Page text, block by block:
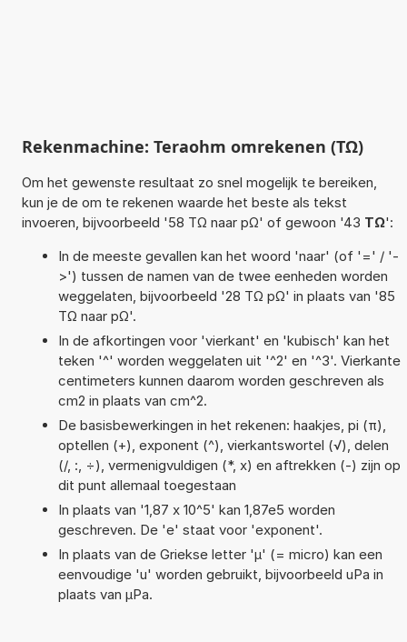
Rekenmachine: Teraohm omrekenen (TΩ)
Om het gewenste resultaat zo snel mogelijk te bereiken,
kun je de om te rekenen waarde het beste als tekst
invoeren, bijvoorbeeld '58 TΩ naar pΩ' of gewoon '43 TΩ':
In de meeste gevallen kan het woord 'naar' (of '=' / '-
>') tussen de namen van de twee eenheden worden
weggelaten, bijvoorbeeld '28 TΩ pΩ' in plaats van '85
TΩ naar pΩ'.
In de afkortingen voor 'vierkant' en 'kubisch' kan het
teken '^' worden weggelaten uit '^2' en '^3'. Vierkante
centimeters kunnen daarom worden geschreven als
cm2 in plaats van cm^2.
De basisbewerkingen in het rekenen: haakjes, pi (π),
optellen (+), exponent (^), vierkantswortel (√), delen
(/, :, ÷), vermenigvuldigen (*, x) en aftrekken (-) zijn op
dit punt allemaal toegestaan
In plaats van '1,87 x 10^5' kan 1,87e5 worden
geschreven. De 'e' staat voor 'exponent'.
In plaats van de Griekse letter 'µ' (= micro) kan een
eenvoudige 'u' worden gebruikt, bijvoorbeeld uPa in
plaats van µPa.